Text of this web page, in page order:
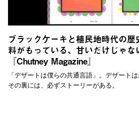
ブラックケーキと植民地時代の
料がもっている、甘いだけじゃな
『Chutney Magazine』
「デザートは僕らの共通言語」。デザート
その裏には、必ずストーリーがある。